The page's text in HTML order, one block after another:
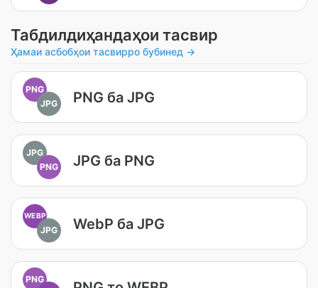
Табдилдиҳандаҳои тасвир
Ҳамаи асбобҳои тасвирро бубинед →
PNG
JPG
PNG ба JPG
JPG
PNG
JPG ба PNG
WEBP
JPG WebP ба JPG
PNG